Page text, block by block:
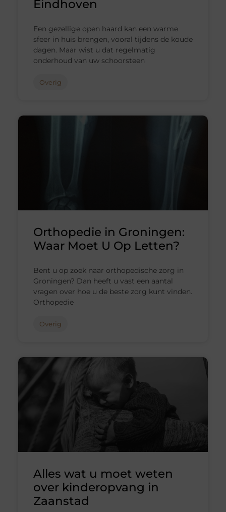
Eindhoven
Een gezellige open haard kan een warme
sfeer in huis brengen, vooral tijdens de koude
dagen. Maar wist u dat regelmatig
onderhoud van uw schoorsteen
Overig
Orthopedie in Groningen:
Waar Moet U Op Letten?
Bent u op zoek naar orthopedische zorg in
Groningen? Dan heeft u vast een aantal
vragen over hoe u de beste zorg kunt vinden.
Orthopedie
Overig
Alles wat u moet weten
over kinderopvang in
Zaanstad